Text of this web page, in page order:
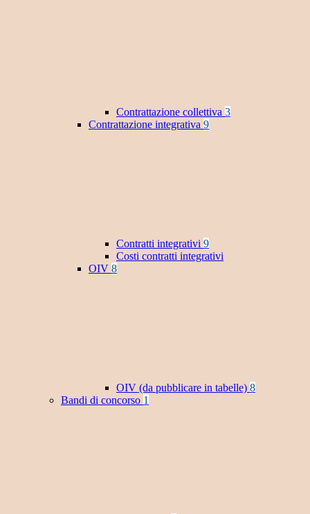
Contrattazione collettiva 3
Contrattazione integrativa 9
Contratti integrativi 9
Costi contratti integrativi
OIV 8
OIV (da pubblicare in tabelle) 8
Bandi di concorso 1